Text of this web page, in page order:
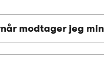
modtager jeg